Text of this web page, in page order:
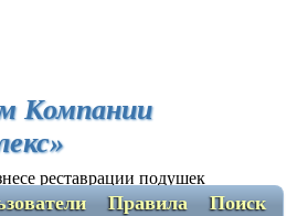
Компании
реставрации подушек
Правила Поиск